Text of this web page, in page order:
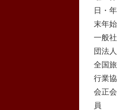
日・年
末年始
一般社
団法人
全国旅
行業協
会正会
員